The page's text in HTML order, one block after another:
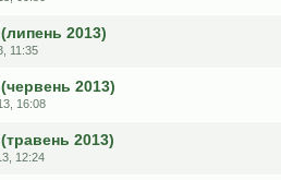
2013)
11:35
2013)
16:08
2013)
12:24